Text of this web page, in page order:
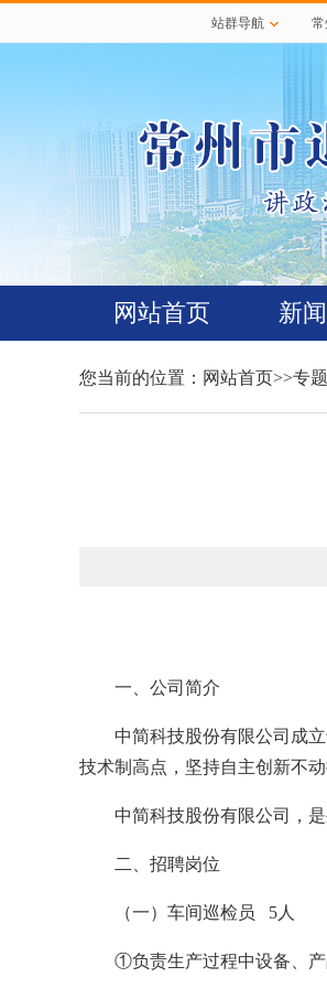
站群导航
网站首页 新
您当前的位置： 网站首页>>专
一、公司简介
中简科技股份有限公司成
技术制高点，坚持自主创新不
中简科技股份有限公司，
二、招聘岗位
（一）车间巡检员 5人
①负责生产过程中设备、产